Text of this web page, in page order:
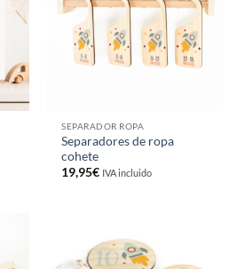
SEPARADOR ROPA
Separadores de ropa
cohete
19,95€ IVA incluido